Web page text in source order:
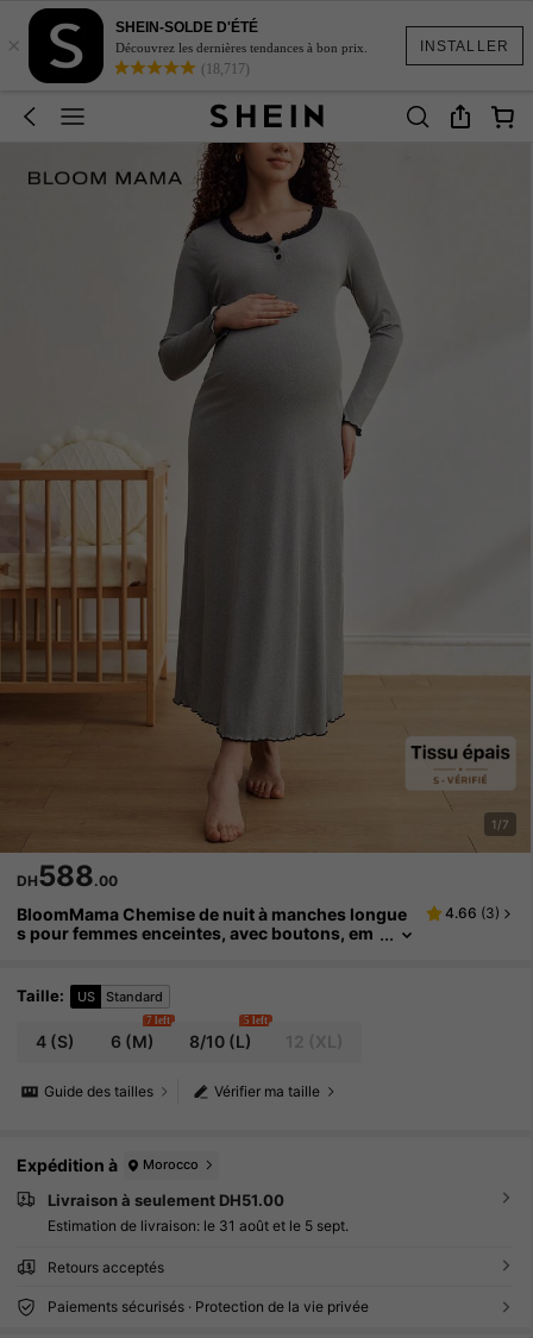
INSTALLER
×
SHEIN-SOLDE D'ÉTÉ
Découvrez les dernières tendances à bon prix.
(18,717)
1/7
DH588.00
BloomMama Chemise de nuit à manches longue
s pour femmes enceintes, avec boutons, em
4.66 (3)
Taille: US Standard
4 (S) 6 (M)
7 left
8/10(L)
5 left
Vérifier ma taille
Guide des tailles
Expédition à Morocco
Livraison à seulement DH51.00
Estimation de livraison: le 31 août et le 5 sept.
Retours acceptés
Paiements sécurisés · Protection de la vie privée